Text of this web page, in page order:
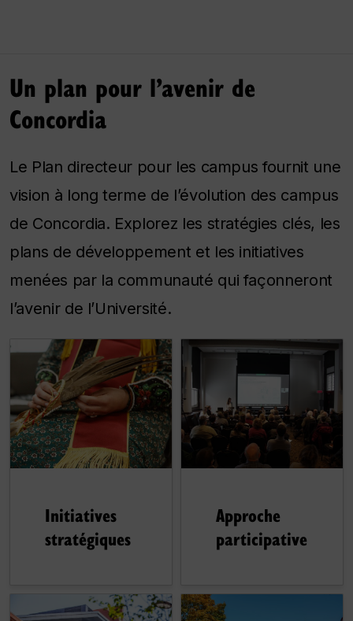
Un plan pour l’avenir de
Concordia
Le Plan directeur pour les campus fournit une
vision à long terme de l’évolution des campus
de Concordia. Explorez les stratégies clés, les
plans de développement et les initiatives
menées par la communauté qui façonneront
l’avenir de l’Université.
Initiatives
stratégiques
Approche
participative